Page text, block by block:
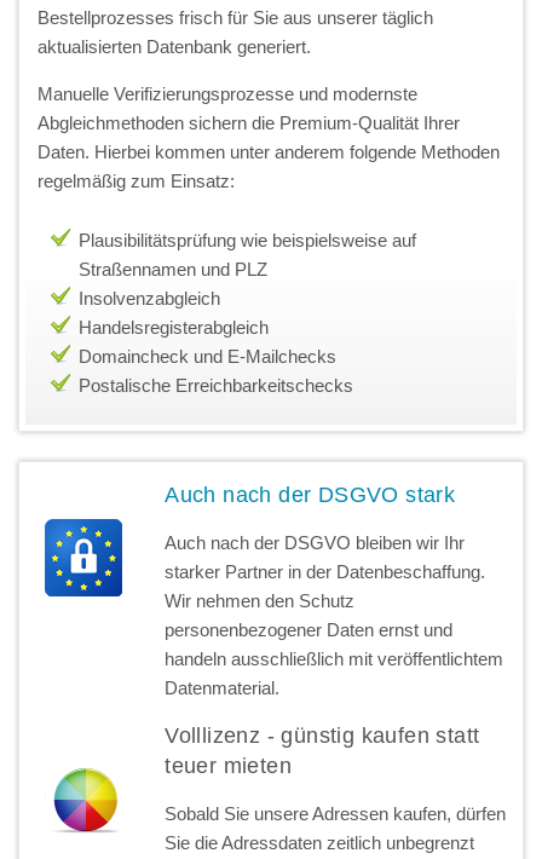
Bestellprozesses frisch für Sie aus unserer täglich
aktualisierten Datenbank generiert.
Manuelle Verifizierungsprozesse und modernste
Abgleichmethoden sichern die Premium-Qualität Ihrer
Daten. Hierbei kommen unter anderem folgende Methoden
regelmäßig zum Einsatz:
Plausibilitätsprüfung wie beispielsweise auf
Straßennamen und PLZ
Insolvenzabgleich
Handelsregisterabgleich
Domaincheck und E-Mailchecks
Postalische Erreichbarkeitschecks
Auch nach der DSGVO stark
Auch nach der DSGVO bleiben wir Ihr
starker Partner in der Datenbeschaffung.
Wir nehmen den Schutz
personenbezogener Daten ernst und
handeln ausschließlich mit veröffentlichtem
Datenmaterial.
Volllizenz - günstig kaufen statt
teuer mieten
Sobald Sie unsere Adressen kaufen, dürfen
Sie die Adressdaten zeitlich unbegrenzt